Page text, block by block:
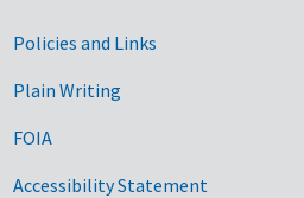
Government Links
Policies and Links
Plain Writing
FOIA
Accessibility Statement